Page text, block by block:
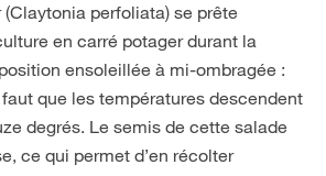
(Claytonia perfoliata) se prête
en carré potager durant la
ensoleillée à mi-ombragée :
que les températures descendent
degrés. Le semis de cette salade
ce qui permet d’en récolter